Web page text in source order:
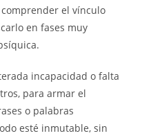
el vínculo
en fases muy
incapacidad o falta
para armar el
o palabras
esté inmutable, sin